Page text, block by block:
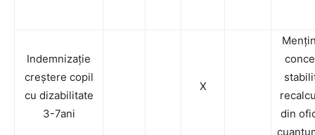
Indemnizație
creștere copil
cu dizabilitate
3-7ani
X
din